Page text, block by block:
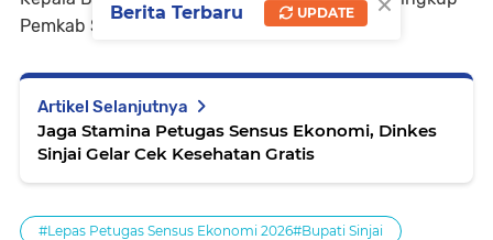
Pemkab Sinjai. (Adv).
Artikel Selanjutnya
Jaga Stamina Petugas Sensus Ekonomi, Dinkes
Sinjai Gelar Cek Kesehatan Gratis
#Lepas Petugas Sensus Ekonomi 2026#Bupati Sinjai
Berita Terbaru UPDATE